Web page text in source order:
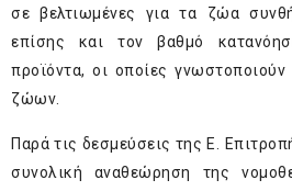
σε βελτιωμένες για τα ζώα
επίσης και τον βαθμό
προϊόντα, οι οποίες
ζώων.
Παρά τις δεσμεύσεις της Ε.
συνολική αναθεώρηση της